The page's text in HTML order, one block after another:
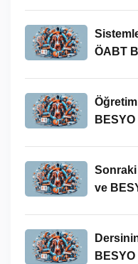
ÖABT
Sonraki
ve